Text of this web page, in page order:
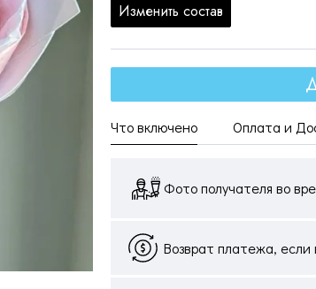
Изменить состав
Что включено Оплата и
Фото получателя во
Возврат платежа, если